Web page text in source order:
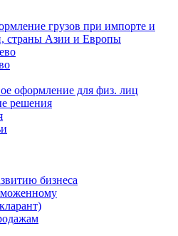
грузов при импорте и
страны Азии и Европы
оформление для физ. лиц
решения
бизнеса